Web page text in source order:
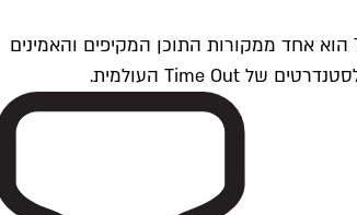
Time Outתל אביב הוא חלק מרשת Time Out Global — רשת מדיה בינלאומית הפועלת ב-360 ערים מרכזיות וב-60 מדינות ברחבי העולם. Time Out הוא אחד ממקורות התוכן המקיפים והאמינים